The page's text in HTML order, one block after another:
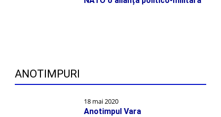
ANOTIMPURI
18 mai 2020
Anotimpul Vara